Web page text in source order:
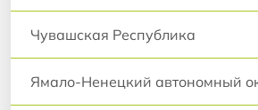
Чувашская Республика
Ямало-Ненецкий автономный